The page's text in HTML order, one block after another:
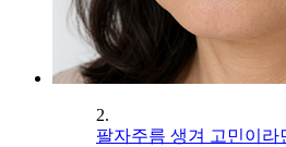
2.
팔자주름 생겨 고민이라